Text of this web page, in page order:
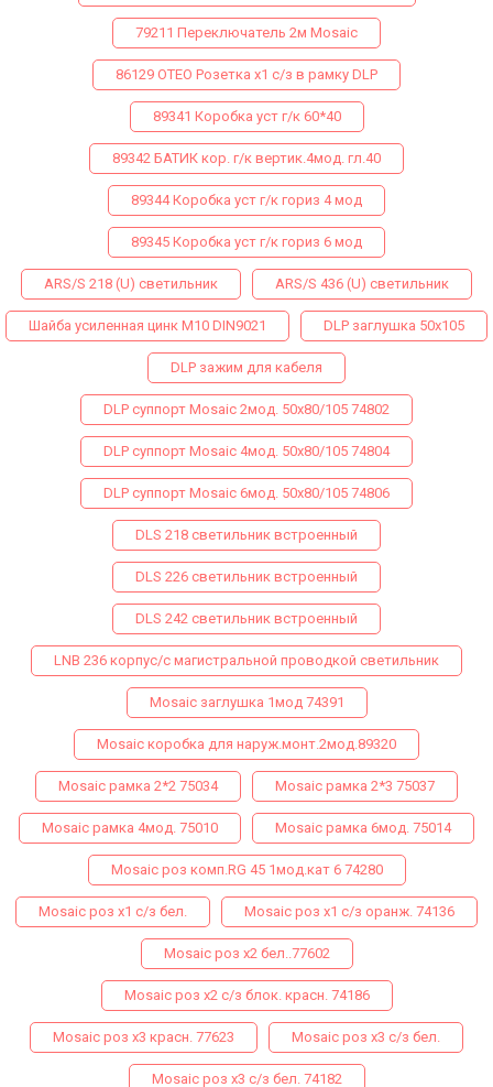
79211 Переключатель 2м Mosaic
86129 ОТЕО Розетка х1 с/з в рамку DLP
89341 Коробка уст г/к 60*40
89342 БАТИК кор. г/к вертик.4мод. гл.40
89344 Коробка уст г/к гориз 4 мод
89345 Коробка уст г/к гориз 6 мод
ARS/S 218 (U) светильник ARS/S 436 (U) светильник
Шайба усиленная цинк М10 DIN9021 DLP заглушка 50х105
DLP зажим для кабеля
DLP суппорт Mosaic 2мод. 50х80/105 74802
DLP суппорт Mosaic 4мод. 50х80/105 74804
DLP суппорт Mosaic 6мод. 50х80/105 74806
DLS 218 светильник встроенный
DLS 226 светильник встроенный
DLS 242 светильник встроенный
LNB 236 корпус/с магистральной проводкой светильник
Mosaic заглушка 1мод 74391
Mosaic коробка для наруж.монт.2мод.89320
Mosaic рамка 2*2 75034 Mosaic рамка 2*3 75037
Mosaic рамка 4мод. 75010 Mosaic рамка 6мод. 75014
Mosaic роз комп.RG 45 1мод.кат 6 74280
Mosaic роз х1 с/з бел. Mosaic роз х1 с/з оранж. 74136
Mosaic роз х2 бел..77602
Mosaic роз х2 с/з блок. красн. 74186
Mosaic роз х3 красн. 77623 Mosaic роз х3 с/з бел.
Mosaic роз х3 с/з бел. 74182